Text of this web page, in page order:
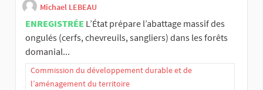
Michael LEBEAU
ENREGISTRÉE L’État prépare l’abattage massif des
ongulés (cerfs, chevreuils, sangliers) dans les forêts
domanial...
Commission du développement durable et de
l’aménagement du territoire